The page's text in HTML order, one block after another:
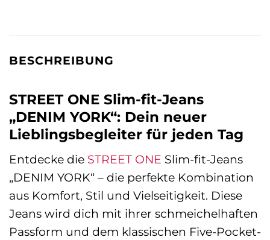
BESCHREIBUNG
STREET ONE Slim-fit-Jeans
„DENIM YORK“: Dein neuer
Lieblingsbegleiter für jeden Tag
Entdecke die STREET ONE Slim-fit-Jeans
„DENIM YORK“ – die perfekte Kombination
aus Komfort, Stil und Vielseitigkeit. Diese
Jeans wird dich mit ihrer schmeichelhaften
Passform und dem klassischen Five-Pocket-